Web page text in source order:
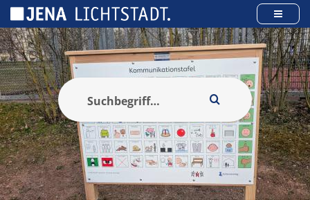
Cookie-Einstellungen